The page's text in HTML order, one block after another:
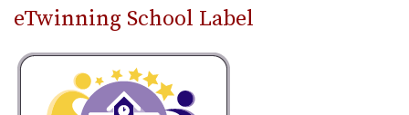
eTwinning School Label